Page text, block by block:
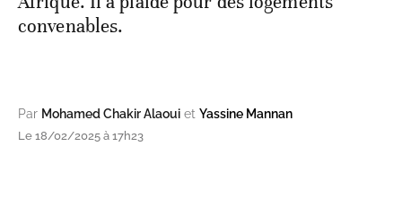
convenables.
Par Mohamed Chakir Alaoui et Yassine Mannan
Le 18/02/2025 à 17h23